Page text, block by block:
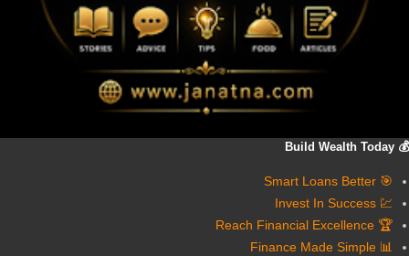
💰 Build Wealth Today
🎯 Smart Loans Better
💹 Invest In Success
🏆 Reach Financial Excellence
📊 Finance Made Simple